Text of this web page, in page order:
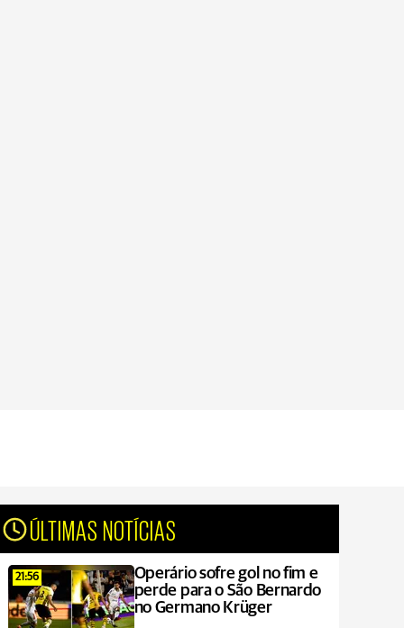
ÚLTIMAS NOTÍCIAS
21:56
Operário sofre gol no fim e
perde para o São Bernardo
no Germano Krüger